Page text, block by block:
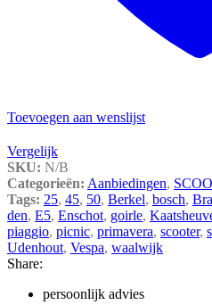
Toevoegen aan wenslijst
Vergelijk
SKU: N/B
Categorieën: Aanbiedingen,
Tags: 25, 45, 50, Berkel, bosch,
den, E5, Enschot, goirle,
piaggio, picnic, primavera, scooter,
Udenhout, Vespa, waalwijk
Share:
persoonlijk advies